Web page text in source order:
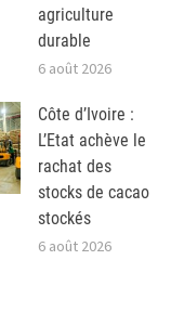
agriculture
durable
6 août 2026
Côte d’Ivoire :
L’Etat achève le
rachat des
stocks de cacao
stockés
6 août 2026